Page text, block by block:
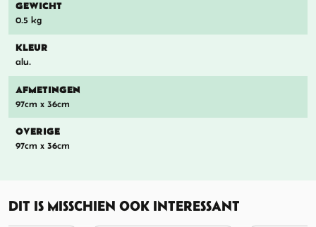
GEWICHT
0.5 kg
KLEUR
alu.
AFMETINGEN
97cm x 36cm
OVERIGE
97cm x 36cm
DIT IS MISSCHIEN OOK INTERESSANT